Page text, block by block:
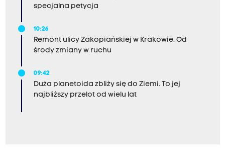
specjalna petycja
10:26
Remont ulicy Zakopiańskiej w Krakowie. Od
środy zmiany w ruchu
09:42
Duża planetoida zbliży się do Ziemi. To jej
najbliższy przelot od wielu lat